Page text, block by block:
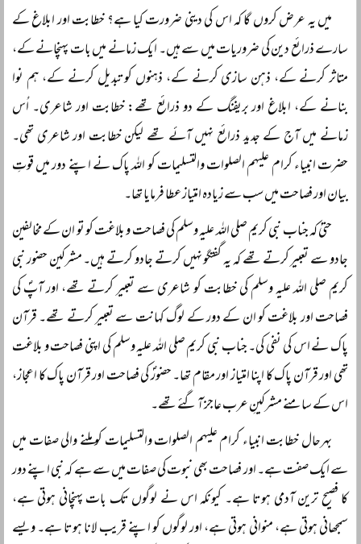
میں یہ عرض کروں گا کہ اس کی دینی ضرورت کیا ہے؟ خطابت اور ابلاغ کے
سارے ذرائع دین کی ضروریات میں سے ہیں۔ ایک زمانے میں بات پہنچانے کے،
متاثر کرنے کے، ذہن سازی کرنے کے، ذہنوں کو تبدیل کرنے کے، ہم نوا
بنانے کے، ابلاغ اور بریفنگ کے دو ذرائع تھے: خطابت اور شاعری۔ اُس
زمانے میں آج کے جدید ذرائع نہیں آئے تھے لیکن خطابت اور شاعری تھی۔
حضرت انبیاء کرام علیہم الصلوات والتسلیمات کو اللہ پاک نے اپنے دور میں قوتِ
بیان اور فصاحت میں سب سے زیادہ امتیاز عطا فرمایا تھا۔
حتیٰ کہ جناب نبی کریم صلی اللہ علیہ وسلم کی فصاحت و بلاغت کو تو ان کے مخالفین
جادو سے تعبیر کرتے تھے کہ یہ گفتگو نہیں کرتے جادو کرتے ہیں۔ مشرکین حضور نبی
کریم صلی اللہ علیہ وسلم کی خطابت کو شاعری سے تعبیر کرتے تھے، اور آپؐ کی
فصاحت اور بلاغت کو ان کے دور کے لوگ کہانت سے تعبیر کرتے تھے۔ قرآن
پاک نے اس کی نفی کی۔ جناب نبی کریم صلی اللہ علیہ وسلم کی اپنی فصاحت و بلاغت
تھی اور قرآن پاک کا اپنا امتیاز اور مقام تھا۔ حضورؐ کی فصاحت اور قرآن پاک کا اعجاز،
اس کے سامنے مشرکینِ عرب عاجز آ گئے تھے۔
بہرحال خطابت انبیاء کرام علیہم الصلوات والتسلیمات کو ملنے والی صفات میں
سے ایک صفت ہے۔ اور فصاحت بھی نبوت کی صفات میں سے ہے کہ نبی اپنے دور
کا فصیح ترین آدمی ہوتا ہے۔ کیونکہ اس نے لوگوں تک بات پہنچانی ہوتی ہے،
سمجھانی ہوتی ہے، منوانی ہوتی ہے، اور لوگوں کو اپنے قریب لانا ہوتا ہے۔ ویسے